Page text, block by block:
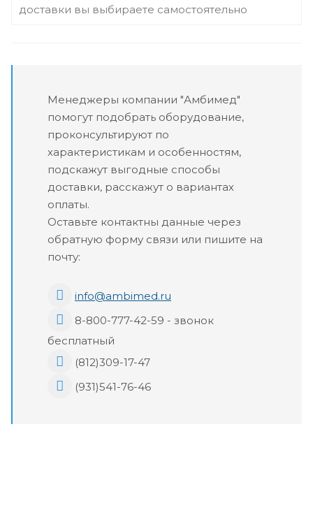
доставки вы выбираете самостоятельно
Менеджеры компании "Амбимед"
помогут подобрать оборудование,
проконсультируют по
характеристикам и особенностям,
подскажут выгодные способы
доставки, расскажут о вариантах
оплаты.
Оставьте контактны данные через
обратную форму связи или пишите на
почту:
info@ambimed.ru
8-800-777-42-59 - звонок
бесплатный
(812)309-17-47
(931)541-76-46